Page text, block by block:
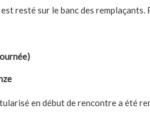
est resté sur le banc des remplaçants.
en début de rencontre a été